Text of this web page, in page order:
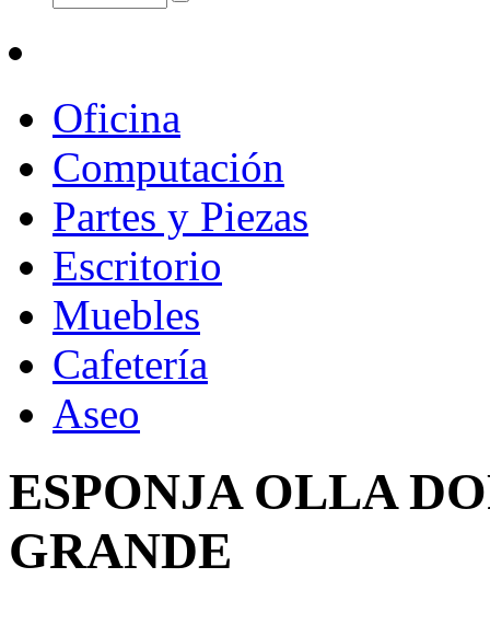
Oficina
Computación
Partes y Piezas
Escritorio
Muebles
Cafetería
Aseo
ESPONJA OLLA
GRANDE